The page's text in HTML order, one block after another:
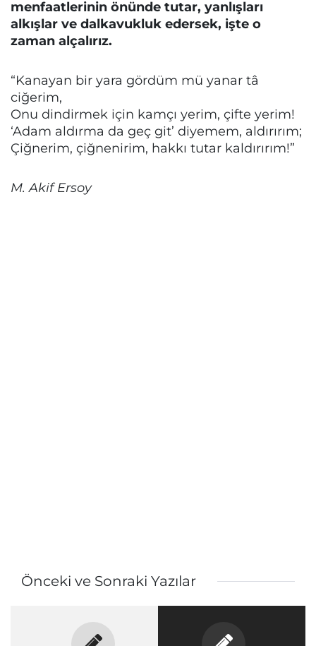
menfaatlerinin önünde tutar, yanlışları
alkışlar ve dalkavukluk edersek, işte o
zaman alçalırız.
“Kanayan bir yara gördüm mü yanar tâ
ciğerim,
Onu dindirmek için kamçı yerim, çifte yerim!
‘Adam aldırma da geç git’ diyemem, aldırırım;
Çiğnerim, çiğnenirim, hakkı tutar kaldırırım!”
M. Akif Ersoy
Önceki ve Sonraki Yazılar